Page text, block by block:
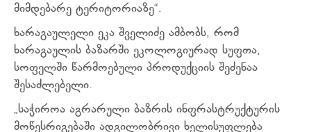
მიმდებარე ტერიტორიაზე“.
ხარაგაულელი ეკა შველიძე ამბობს, რომ
ხარაგაულის ბაზარში ეკოლოგიურად სუფთა,
სოფელში წარმოებული პროდუქციის შეძენაა
შესაძლებელი.
„საჭიროა აგრარული ბაზრის ინფრასტრუქტურის
მოწესრიგებაში ადგილობრივი ხელისუფლება